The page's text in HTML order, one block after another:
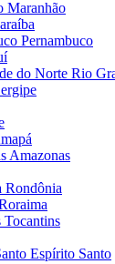
Maranhão
Pernambuco
Rio
Amazonas
Rondônia
Tocantins
Espírito Santo